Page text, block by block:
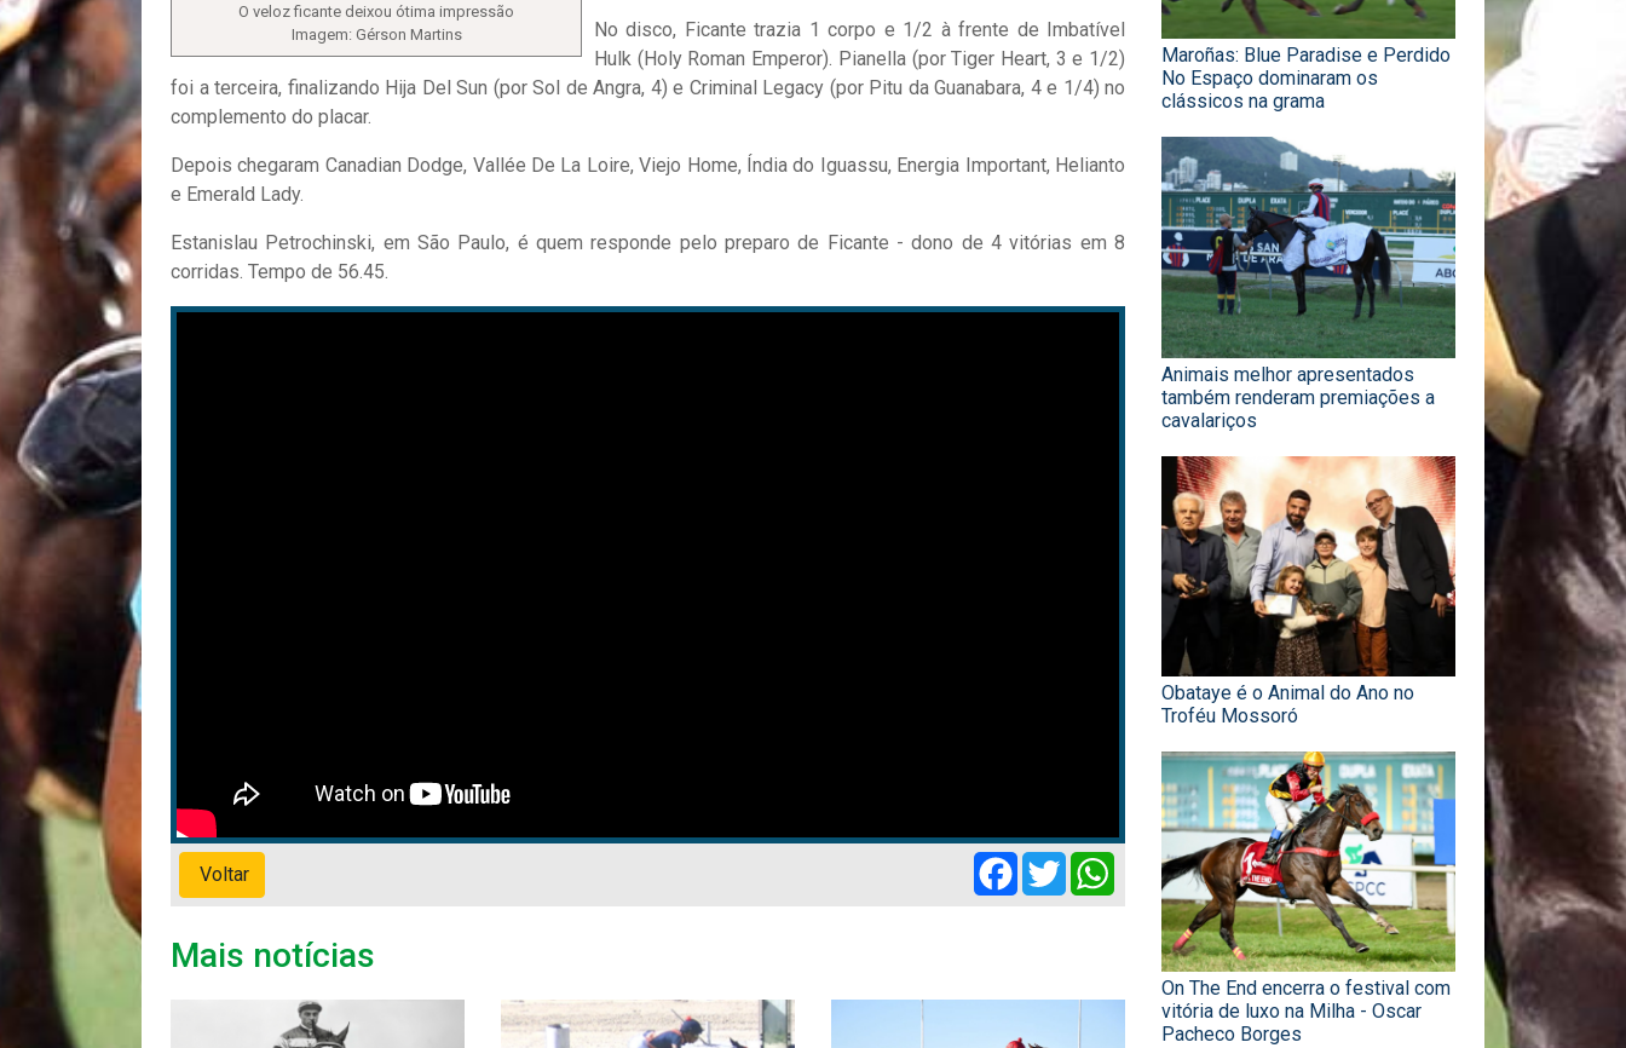
O veloz ficante deixou ótima impressão
Imagem: Gérson Martins
No disco, Ficante trazia 1 corpo e 1/2 à frente de Imbatível
Hulk (Holy Roman Emperor). Pianella (por Tiger Heart, 3 e 1/2)
foi a terceira, finalizando Hija Del Sun (por Sol de Angra, 4) e Criminal Legacy (por Pitu da Guanabara, 4 e 1/4) no
complemento do placar.
Depois chegaram Canadian Dodge, Vallée De La Loire, Viejo Home, Índia do Iguassu, Energia Important, Helianto
e Emerald Lady.
Estanislau Petrochinski, em São Paulo, é quem responde pelo preparo de Ficante - dono de 4 vitórias em 8
corridas. Tempo de 56.45.
Voltar
Facebook
Twitter WhatsApp
Mais notícias
Maroñas: Blue Paradise e Perdido
No Espaço dominaram os
clássicos na grama
Animais melhor apresentados
também renderam premiações a
cavalariços
Obataye é o Animal do Ano no
Troféu Mossoró
On The End encerra o festival com
vitória de luxo na Milha - Oscar
Pacheco Borges